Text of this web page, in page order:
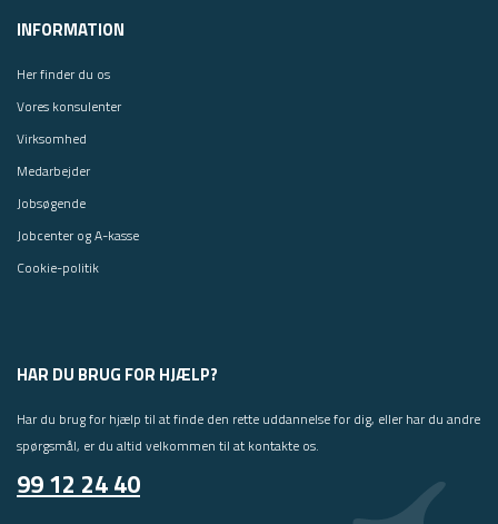
INFORMATION
Her finder du os
Vores konsulenter
Virksomhed
Medarbejder
Jobsøgende
Jobcenter og A-kasse
Cookie-politik
HAR DU BRUG FOR HJÆLP?
Har du brug for hjælp til at finde den rette uddannelse for dig, eller har du andre
spørgsmål, er du altid velkommen til at kontakte os.
99 12 24 40